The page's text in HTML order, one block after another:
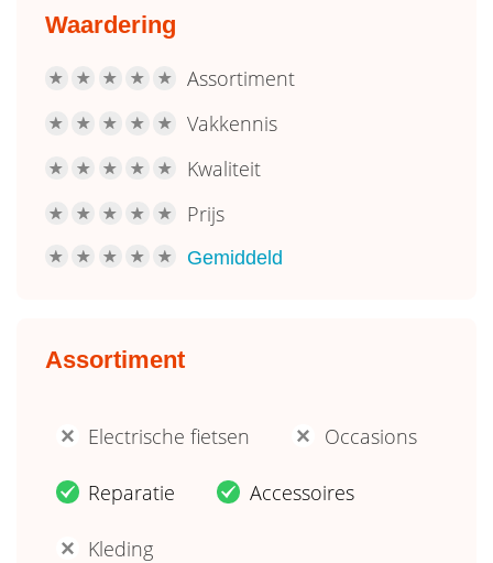
Waardering
R R R R R Assortiment
R R R R R Vakkennis
R R R R R Kwaliteit
R R R R R Prijs
R R R R R Gemiddeld
Assortiment
' Electrische fietsen ' Occasions
. Reparatie . Accessoires
' Kleding